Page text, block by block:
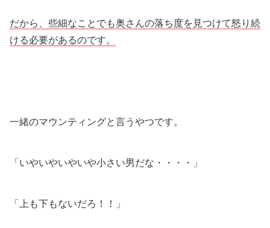
だから、些細なことでも奥さんの落ち度を見つけて怒り続
ける必要があるのです。
一緒のマウンティングと言うやつです。
「いやいやいやいや小さい男だな・・・・」
「上も下もないだろ！！」